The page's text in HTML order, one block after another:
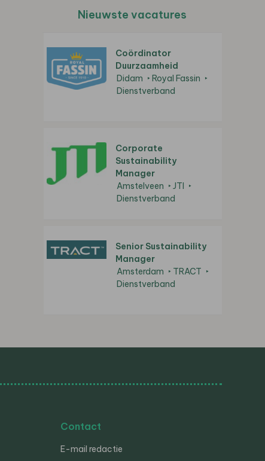
Nieuwste vacatures
Coördinator
Duurzaamheid
Didam
Royal Fassin
Dienstverband
Corporate
Sustainability
Manager
Amstelveen
JTI
Dienstverband
Senior Sustainability
Manager
Amsterdam
TRACT
Dienstverband
Contact
E-mail redactie